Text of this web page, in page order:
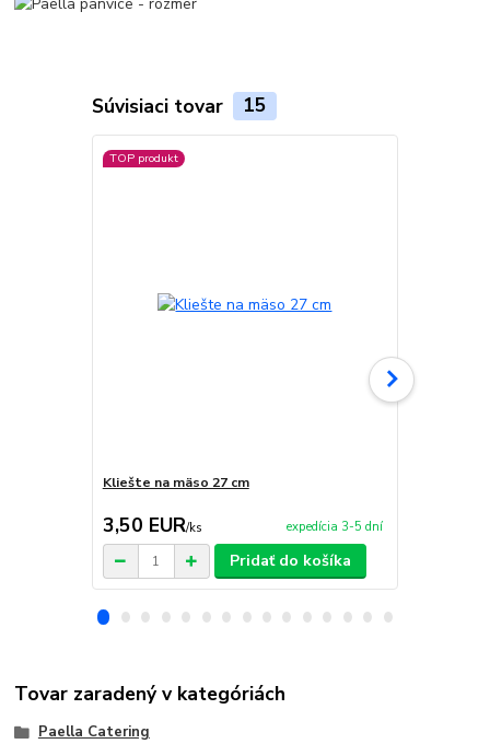
Súvisiaci tovar 15
TOP produkt
Kliešte na mäso 27 cm
3,50 EUR/ks expedícia 3-5 dní
Pridať do košíka
Tovar zaradený v kategóriách
Paella Catering